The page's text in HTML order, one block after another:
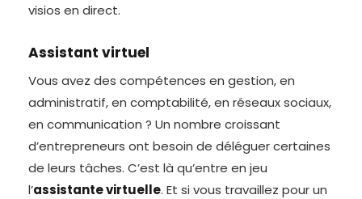
visios en direct.
Assistant virtuel
Vous avez des compétences en gestion, en
administratif, en comptabilité, en réseaux sociaux,
en communication ? Un nombre croissant
d’entrepreneurs ont besoin de déléguer certaines
de leurs tâches. C’est là qu’entre en jeu
l’assistante virtuelle. Et si vous travaillez pour un